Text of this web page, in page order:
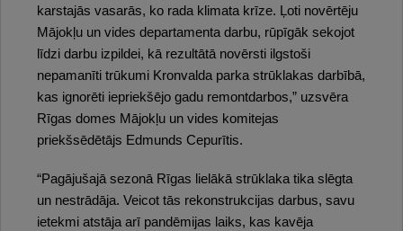
karstajās vasarās, ko rada klimata krīze. Ļoti novērtēju
Mājokļu un vides departamenta darbu, rūpīgāk sekojot
līdzi darbu izpildei, kā rezultātā novērsti ilgstoši
nepamanīti trūkumi Kronvalda parka strūklakas darbībā,
kas ignorēti iepriekšējo gadu remontdarbos,” uzsvēra
Rīgas domes Mājokļu un vides komitejas
priekšsēdētājs Edmunds Cepurītis.
“Pagājušajā sezonā Rīgas lielākā strūklaka tika slēgta
un nestrādāja. Veicot tās rekonstrukcijas darbus, savu
ietekmi atstāja arī pandēmijas laiks, kas kavēja